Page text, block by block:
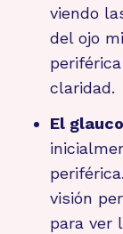
viendo
del ojo
claridad.
El
visión
para ver